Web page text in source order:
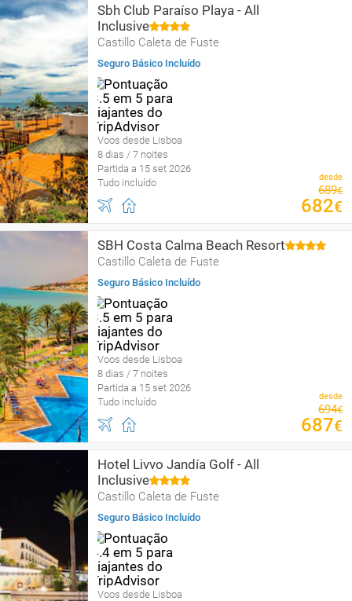
Sbh Club Paraíso Playa - All
Inclusive
Castillo Caleta de Fuste
Seguro Básico Incluído
Voos desde Lisboa
8 dias / 7 noites
Partida a 15 set 2026
Tudo incluído
desde
689€
682€
SBH Costa Calma Beach Resort
Castillo Caleta de Fuste
Seguro Básico Incluído
Voos desde Lisboa
8 dias / 7 noites
Partida a 15 set 2026
Tudo incluído
desde
694€
687€
Hotel Livvo Jandía Golf - All
Inclusive
Castillo Caleta de Fuste
Seguro Básico Incluído
Voos desde Lisboa